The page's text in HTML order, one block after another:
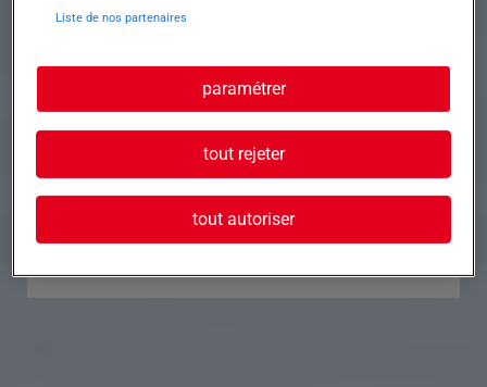
Postuler à cette offre
Liste de nos partenaires
paramétrer
tout rejeter
tout autoriser